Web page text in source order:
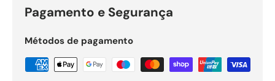
Pagamento e Segurança
Métodos de pagamento